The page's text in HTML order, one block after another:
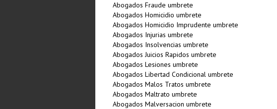
Abogados Fraude umbrete
Abogados Homicidio umbrete
Abogados Homicidio Imprudente umbrete
Abogados Injurias umbrete
Abogados Insolvencias umbrete
Abogados Juicios Rapidos umbrete
Abogados Lesiones umbrete
Abogados Libertad Condicional umbrete
Abogados Malos Tratos umbrete
Abogados Maltrato umbrete
Abogados Malversacion umbrete